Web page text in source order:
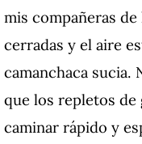
mis compañeras
cerradas y el aire
camanchaca sucia.
que los repletos de
caminar rápido y